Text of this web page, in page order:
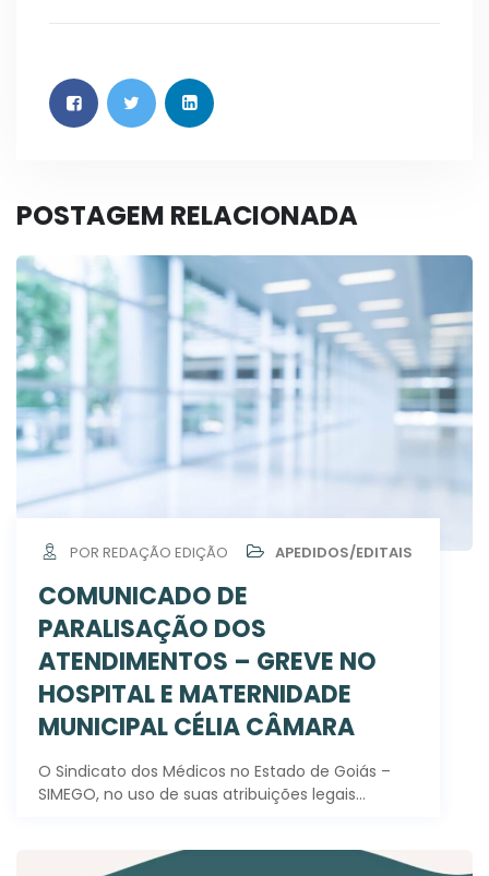
POSTAGEM RELACIONADA
POR REDAÇÃO EDIÇÃO APEDIDOS/EDITAIS
COMUNICADO DE
PARALISAÇÃO DOS
ATENDIMENTOS – GREVE NO
HOSPITAL E MATERNIDADE
MUNICIPAL CÉLIA CÂMARA
O Sindicato dos Médicos no Estado de Goiás –
SIMEGO, no uso de suas atribuições legais…